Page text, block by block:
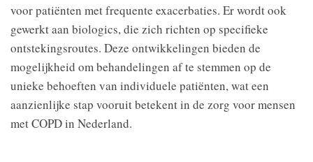
voor patiënten met frequente exacerbaties. Er wordt ook
gewerkt aan biologics, die zich richten op specifieke
ontstekingsroutes. Deze ontwikkelingen bieden de
mogelijkheid om behandelingen af te stemmen op de
unieke behoeften van individuele patiënten, wat een
aanzienlijke stap vooruit betekent in de zorg voor mensen
met COPD in Nederland.